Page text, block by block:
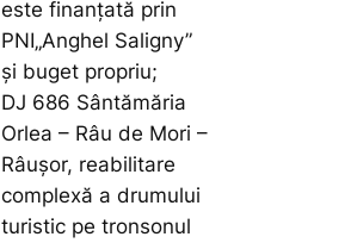
este finanțată prin
PNI„Anghel Saligny”
și buget propriu;
DJ 686 Sântămăria
Orlea – Râu de Mori –
Râușor, reabilitare
complexă a drumului
turistic pe tronsonul